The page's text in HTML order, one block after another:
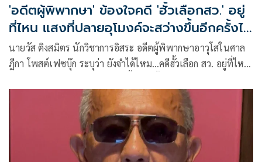
'อดีตผู้พิพากษา' ข้องใจคดี 'ฮั้วเลือกสว.' อยู่
ที่ไหน แสงที่ปลายอุโมงค์จะสว่างขึ้นอีกครั้งได้
หรือไม่
นายวัส ติงสมิตร นักวิชาการอิสระ อดีตผู้พิพากษาอาวุโสในศาล
ฎีกา โพสต์เฟซบุ๊ก ระบุว่า ยังจำได้ไหม…คดีฮั้วเลือก สว. อยู่ที่ไหน